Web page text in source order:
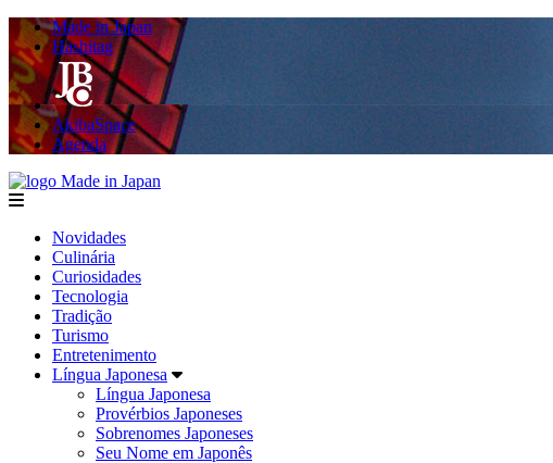
Made in Japan
Hashitag
AkibaSpace
Agenda
menu
Novidades
Culinária
Curiosidades
Tecnologia
Tradição
Turismo
Entretenimento
Língua Japonesa
Língua Japonesa
Provérbios Japoneses
Sobrenomes Japoneses
Seu Nome em Japonês